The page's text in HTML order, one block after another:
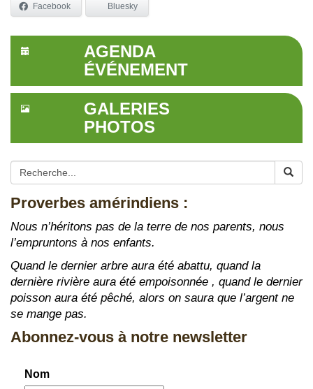
Facebook Bluesky
AGENDA
ÉVÉNEMENT
GALERIES
PHOTOS
Proverbes amérindiens :
Nous n’héritons pas de la terre de nos parents, nous
l’empruntons à nos enfants.
Quand le dernier arbre aura été abattu, quand la
dernière rivière aura été empoisonnée , quand le dernier
poisson aura été pêché, alors on saura que l’argent ne
se mange pas.
Abonnez-vous à notre newsletter
Nom